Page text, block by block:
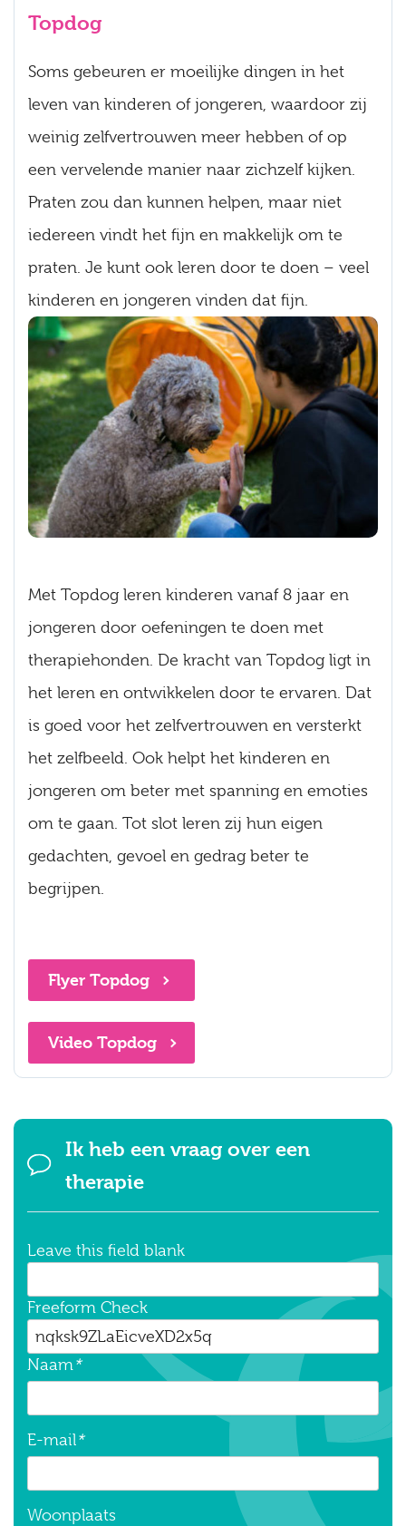
Topdog
Soms gebeuren er moeilijke dingen in het
leven van kinderen of jongeren, waardoor zij
weinig zelfvertrouwen meer hebben of op
een vervelende manier naar zichzelf kijken.
Praten zou dan kunnen helpen, maar niet
iedereen vindt het fijn en makkelijk om te
praten. Je kunt ook leren door te doen – veel
kinderen en jongeren vinden dat fijn.
Met Topdog leren kinderen vanaf 8 jaar en
jongeren door oefeningen te doen met
therapiehonden. De kracht van Topdog ligt in
het leren en ontwikkelen door te ervaren. Dat
is goed voor het zelfvertrouwen en versterkt
het zelfbeeld. Ook helpt het kinderen en
jongeren om beter met spanning en emoties
om te gaan. Tot slot leren zij hun eigen
gedachten, gevoel en gedrag beter te
begrijpen.
Flyer Topdog
Video Topdog
Ik heb een vraag over een
therapie
Leave this field blank
Freeform Check
Naam*
E-mail*
Woonplaats